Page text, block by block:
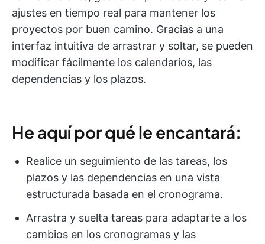
ajustes en tiempo real para mantener los
proyectos por buen camino. Gracias a una
interfaz intuitiva de arrastrar y soltar, se pueden
modificar fácilmente los calendarios, las
dependencias y los plazos.
He aquí por qué le encantará:
Realice un seguimiento de las tareas, los
plazos y las dependencias en una vista
estructurada basada en el cronograma.
Arrastra y suelta tareas para adaptarte a los
cambios en los cronogramas y las